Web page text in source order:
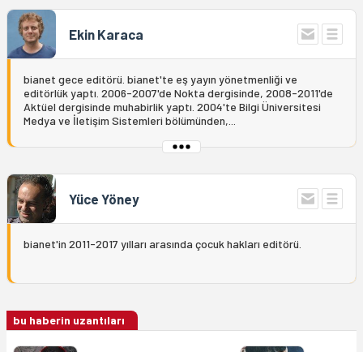
Ekin Karaca
bianet gece editörü. bianet'te eş yayın yönetmenliği ve
editörlük yaptı. 2006-2007'de Nokta dergisinde, 2008-2011'de
Aktüel dergisinde muhabirlik yaptı. 2004'te Bilgi Üniversitesi
Medya ve İletişim Sistemleri bölümünden,...
Yüce Yöney
bianet'in 2011-2017 yılları arasında çocuk hakları editörü.
bu haberin uzantıları